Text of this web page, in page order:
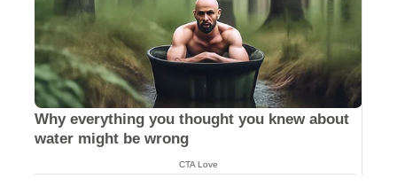
Why everything you thought you knew about
water might be wrong
CTA Love